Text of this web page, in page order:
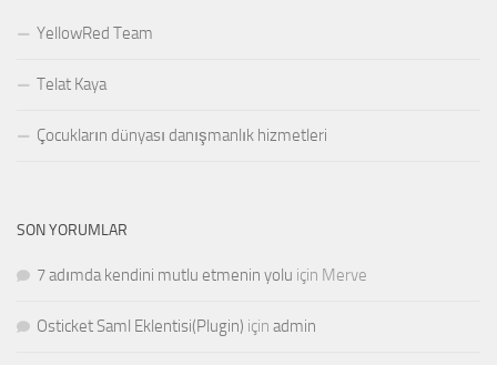
YellowRed Team
Telat Kaya
Çocukların dünyası danışmanlık hizmetleri
SON YORUMLAR
7 adımda kendini mutlu etmenin yolu için Merve
Osticket Saml Eklentisi(Plugin) için admin